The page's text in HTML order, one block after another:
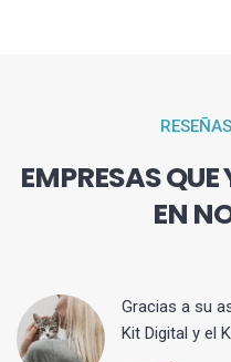
EMPRESAS
EN
Gracias a su
Kit Digital y el